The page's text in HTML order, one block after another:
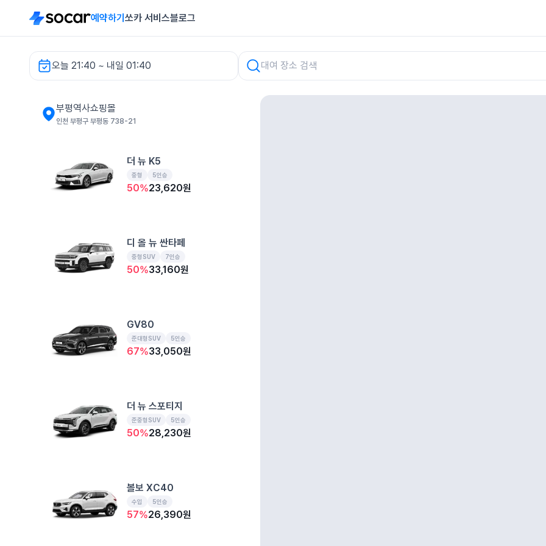
예약하기 쏘카 서비스블로그
오늘 21:40 ~ 내일 01:40
부평역사쇼핑몰
인천 부평구 부평동 738-21
더 뉴 K5
중형 5인승
50%23,620원
디 올 뉴 싼타페
중형SUV 7인승
50%33,160원
GV80
준대형SUV 5인승
67%33,050원
더 뉴 스포티지
준중형SUV 5인승
50%28,230원
볼보 XC40
수입 5인승
57%26,390원